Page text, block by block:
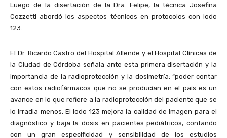
Luego de la disertación de la Dra. Felipe, la técnica Josefina
Cozzetti abordó los aspectos técnicos en protocolos con Iodo
123.
El Dr. Ricardo Castro del Hospital Allende y el Hospital Clínicas de
la Ciudad de Córdoba señala ante esta primera disertación y la
importancia de la radioprotección y la dosimetría: “poder contar
con estos radiofármacos que no se producían en el país es un
avance en lo que refiere a la radioprotección del paciente que se
lo irradia menos. El Iodo 123 mejora la calidad de imagen para el
diagnóstico y baja la dosis en pacientes pediátricos, contando
con un gran especificidad y sensibilidad de los estudios